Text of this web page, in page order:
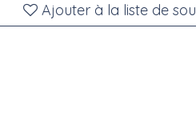
Ajouter à la liste de